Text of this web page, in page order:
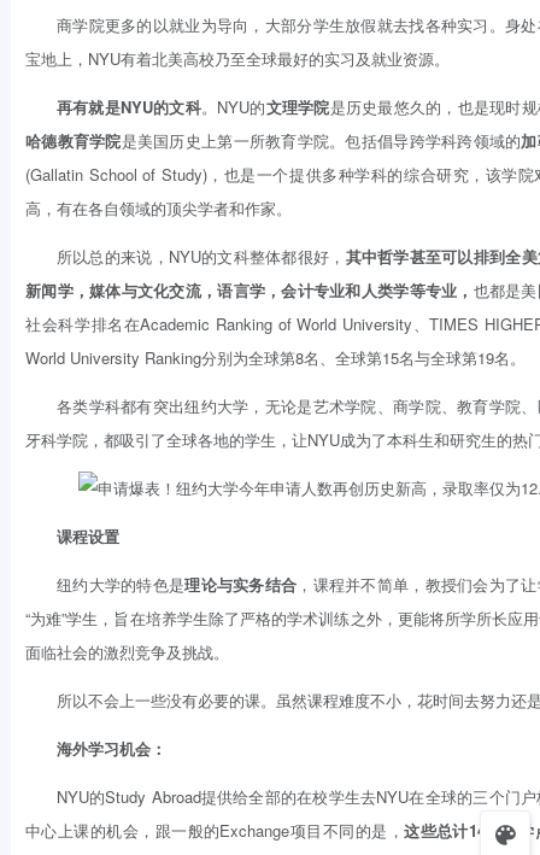
商学院更多的以就业为导向，大部分学生放假就去找各种实习。身
宝地上，NYU有着北美高校乃至全球最好的实习及就业资源。
再有就是NYU的文科。NYU的文理学院是历史最悠久的，也是现时
哈德教育学院是美国历史上第一所教育学院。包括倡导跨学科跨领域的
(Gallatin School of Study)，也是一个提供多种学科的综合研究，该学
高，有在各自领域的顶尖学者和作家。
所以总的来说，NYU的文科整体都很好， 其中哲学甚至可以排到全
新闻学，媒体与文化交流，语言学，会计专业和人类学等专业， 也都是
社会科学排名在Academic Ranking of World University、TIMES
World University Ranking分别为全球第8名、全球第15名与全球第19名。
各类学科都有突出纽约大学，无论是艺术学院、商学院、教育学院
牙科学院，都吸引了全球各地的学生，让NYU成为了本科生和研究生的热
课程设置
纽约大学的特色是理论与实务结合 ，课程并不简单，教授们会为了
“为难”学生，旨在培养学生除了严格的学术训练之外，更能将所学所长应
面临社会的激烈竞争及挑战。
所以不会上一些没有必要的课。虽然课程难度不小，花时间去努力还
海外学习机会：
NYU的Study Abroad提供给全部的在校学生去NYU在全球的三个门
中心上课的机会，跟一般的Exchange项目不同的是，这些总计14个教